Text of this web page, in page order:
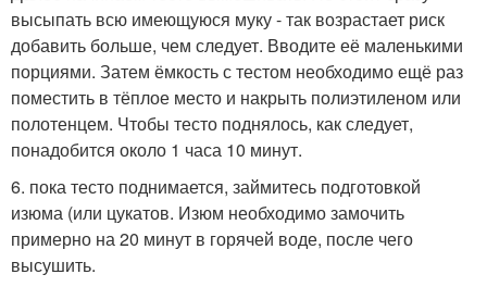
высыпать всю имеющуюся муку - так возрастает риск
добавить больше, чем следует. Вводите её маленькими
порциями. Затем ёмкость с тестом необходимо ещё раз
поместить в тёплое место и накрыть полиэтиленом или
полотенцем. Чтобы тесто поднялось, как следует,
понадобится около 1 часа 10 минут.
6. пока тесто поднимается, займитесь подготовкой
изюма (или цукатов. Изюм необходимо замочить
примерно на 20 минут в горячей воде, после чего
высушить.